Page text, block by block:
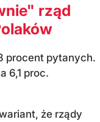
rząd
procent pytanych.
6,1 proc.
że rządy